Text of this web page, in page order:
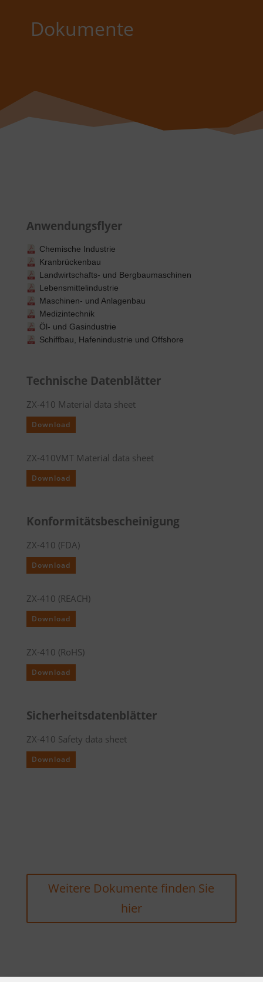
Dokumente
Anwendungsflyer
Chemische Industrie
Kranbrückenbau
Landwirtschafts- und Bergbaumaschinen
Lebensmittelindustrie
Maschinen- und Anlagenbau
Medizintechnik
Öl- und Gasindustrie
Schiffbau, Hafenindustrie und Offshore
Technische Datenblätter
ZX-410 Material data sheet
Download
ZX-410VMT Material data sheet
Download
Konformitätsbescheinigung
ZX-410 (FDA)
Download
ZX-410 (REACH)
Download
ZX-410 (RoHS)
Download
Sicherheitsdatenblätter
ZX-410 Safety data sheet
Download
Weitere Dokumente finden Sie
hier